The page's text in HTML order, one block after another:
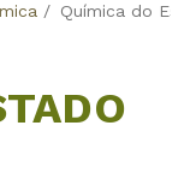
/ Química do